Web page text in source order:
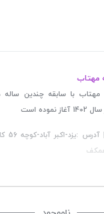
مهتاب
مهتاب با سابقه چندین ساله
است